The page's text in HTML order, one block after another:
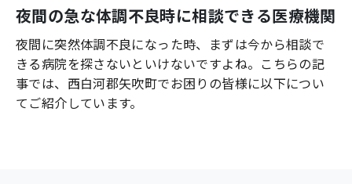
よくあるご質問
夜間の急な体調不良時に相談できる医療機関
夜間に突然体調不良になった時、まずは今から相談で
きる病院を探さないといけないですよね。こちらの記
事では、 西白河郡矢吹町でお困りの皆様に以下につい
てご紹介しています。